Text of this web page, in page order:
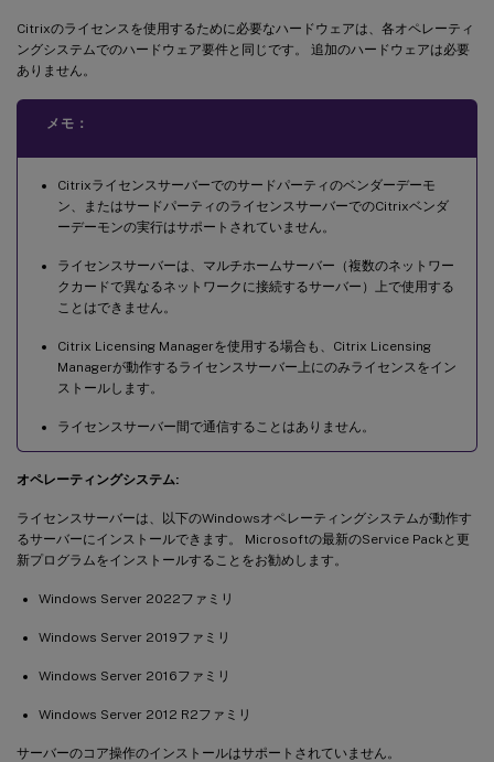
Citrixのライセンスを使用するために必要なハードウェアは、各オペレーティ
ングシステムでのハードウェア要件と同じです。 追加のハードウェアは必要
ありません。
メモ：
Citrixライセンスサーバーでのサードパーティのベンダーデーモ
ン、またはサードパーティのライセンスサーバーでのCitrixベンダ
ーデーモンの実行はサポートされていません。
ライセンスサーバーは、マルチホームサーバー（複数のネットワー
クカードで異なるネットワークに接続するサーバー）上で使用する
ことはできません。
Citrix Licensing Managerを使用する場合も、Citrix Licensing
Managerが動作するライセンスサーバー上にのみライセンスをイン
ストールします。
ライセンスサーバー間で通信することはありません。
オペレーティングシステム:
ライセンスサーバーは、以下のWindowsオペレーティングシステムが動作す
るサーバーにインストールできます。 Microsoftの最新のService Packと更
新プログラムをインストールすることをお勧めします。
Windows Server 2022ファミリ
Windows Server 2019ファミリ
Windows Server 2016ファミリ
Windows Server 2012 R2ファミリ
サーバーのコア操作のインストールはサポートされていません。